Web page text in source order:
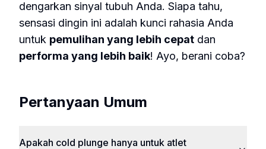
dengarkan sinyal tubuh Anda. Siapa tahu,
sensasi dingin ini adalah kunci rahasia Anda
untuk pemulihan yang lebih cepat dan
performa yang lebih baik! Ayo, berani coba?
Pertanyaan Umum
Apakah cold plunge hanya untuk atlet